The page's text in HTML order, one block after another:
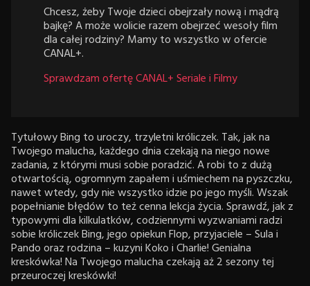
Chcesz, żeby Twoje dzieci obejrzały nową i mądrą
bajkę? A może wolicie razem obejrzeć wesoły film
dla całej rodziny? Mamy to wszystko w ofercie
CANAL+.
Sprawdzam ofertę CANAL+ Seriale i Filmy
Tytułowy Bing to uroczy, trzyletni króliczek. Tak, jak na
Twojego malucha, każdego dnia czekają na niego nowe
zadania, z którymi musi sobie poradzić. A robi to z dużą
otwartością, ogromnym zapałem i uśmiechem na pyszczku,
nawet wtedy, gdy nie wszystko idzie po jego myśli. Wszak
popełnianie błędów to też cenna lekcja życia. Sprawdź, jak z
typowymi dla kilkulatków, codziennymi wyzwaniami radzi
sobie króliczek Bing, jego opiekun Flop, przyjaciele – Sula i
Pando oraz rodzina – kuzyni Koko i Charlie! Genialna
kreskówka! Na Twojego malucha czekają aż 2 sezony tej
przeuroczej kreskówki!